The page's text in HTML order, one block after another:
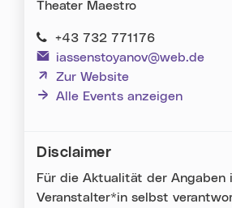
Theater Maestro
+43 732 771176
iassenstoyanov@web.de
Zur Website
(neues Fenster)
Alle Events anzeigen
Disclaimer
Für die Aktualität der Angaben
Veranstalter*in selbst